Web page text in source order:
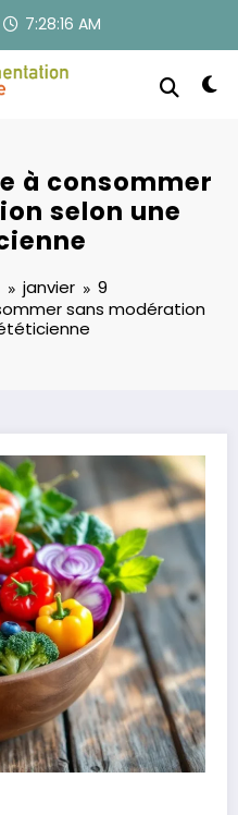
7:28:16 AM
à consommer
selon une
janvier
9
sans modération